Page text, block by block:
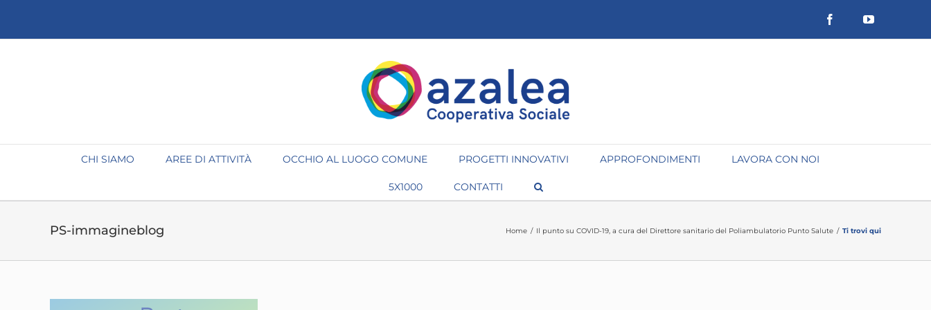
contenuto
FacebookYouTube
CHI SIAMO AREE DI ATTIVITÀ OCCHIO AL LUOGO COMUNE PROGETTI INNOVATIVI APPROFONDIMENTI LAVORA CON NOI
5X1000 CONTATTI
PS-immagineblog Home / Il punto su COVID-19, a cura del Direttore sanitario del Poliambulatorio Punto Salute / Ti trovi qui